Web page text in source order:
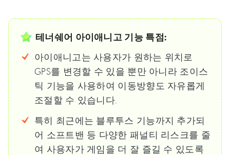
테너쉐어 아이애니고 기능 특점:
아이애니고는 사용자가 원하는 위치로
GPS를 변경할 수 있을 뿐만 아니라 조이스
틱 기능을 사용하여 이동방향도 자유롭게
조절할 수 있습니다.
특히 최근에는 블루투스 기능까지 추가되
어 소프트밴 등 다양한 패널티 리스크를 줄
여 사용자가 게임을 더 잘 즐길 수 있도록